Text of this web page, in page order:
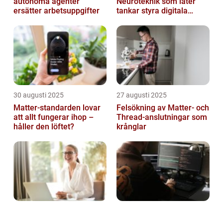
ersätter arbetsuppgifter
tankar styra digitala
30 augusti 2025
Matter-standarden lovar
att allt fungerar ihop –
håller den löftet?
27 augusti 2025
Felsökning av Matter‑ och
Thread‑anslutningar som
krånglar